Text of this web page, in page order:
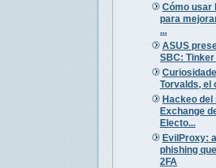
Cómo usar
para
...
ASUS
SBC:
Torvalds, el
Hackeo
Exchange
Electo...
EvilProxy:
phishing
2FA